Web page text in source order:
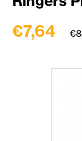
€7,64